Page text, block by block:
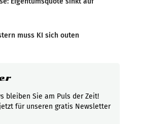
muss KI sich outen
bleiben Sie am Puls der Zeit!
für unseren gratis Newsletter